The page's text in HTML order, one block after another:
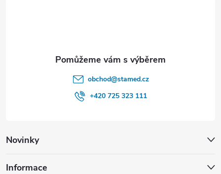
Novinky
Informace
obchod@stamed.cz
+420 725 323 111